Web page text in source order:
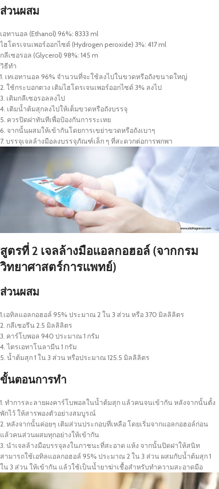
ส่วนผสม
เอทานอล (Ethanol) 96%: 8333 ml
ไฮโดรเจนเพอร์ออกไซด์ (Hydrogen peroxide) 3%: 417 ml
กลีเซอรอล (Glycerol) 98%: 145 m
วิธีทำ
1. เทเอทานอล 96% จำนวนที่จะใช้ลงไปในขวดหรือถังขนาดใหญ่
2. ใช้กระบอกตวง เติมไฮโดรเจนเพอร์ออกไซด์ 3% ลงไป
3. เติมกลีเซอรอลลงไป
4. เติมน้ำต้มสุกลงไปให้เต็มขวดหรือถังบรรจุ
5. ควรปิดฝาทันทีเพื่อป้องกันการระเหย
6. จากนั้นผสมให้เข้ากันโดยการเขย่าขวดหรือถังเบาๆ
7. บรรจุเจลล้างมือลงบรรจุภัณฑ์เล็ก ๆ ที่สะดวกต่อการพกพา
สูตรที่ 2 เจลล้างมือแอลกอฮอล์ (จากกรม
วิทยาศาสตร์การแพทย์)
ส่วนผสม
1.เอทิลแอลกอฮอล์ 95% ประมาณ 2 ใน 3 ส่วน หรือ 370 มิลลิลิตร
2. กลีเซอรีน 2.5 มิลลิลิตร
3. คาร์โบพอล 940 ประมาณ 1 กรัม
4. ไตรเอทาโนลามีน 1 กรัม
5. น้ำต้มสุก 1 ใน 3 ส่วน หรือประมาณ 125.5 มิลลิลิตร
ขั้นตอนการทำ
1. ทำการละลายผงคาร์โบพอลในน้ำต้มสุก แล้วคนจนเข้ากัน หลังจากนั้นตั้ง
พักไว้ ให้สารพองตัวอย่างสมบูรณ์
2. หลังจากนั้นค่อยๆ เติมส่วนประกอบที่เหลือ โดยเริ่มจากแอลกอฮอล์ก่อน
แล้วคนส่วนผสมทุกอย่างให้เข้ากัน
3. นำเจลล้างมือบรรจุลงในภาชนะที่สะอาด แห้ง จากนั้นปิดฝาให้สนิท
สามารถใช้เอทิลแอลกอฮอล์ 95% ประมาณ 2 ใน 3 ส่วน ผสมกับน้ำต้มสุก 1
ใน 3 ส่วน ให้เข้ากัน แล้วใช้เป็นน้ำยาฆ่าเชื้อสำหรับทำความสะอาดมือ